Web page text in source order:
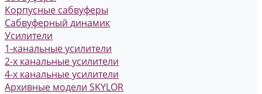
Корпусные сабвуферы
Сабвуферный динамик
Усилители
1-канальные усилители
2-х канальные усилители
4-х канальные усилители
Архивные модели SKYLOR